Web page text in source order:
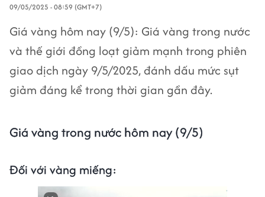
09/05/2025 - 08:59 (GMT+7)
Giá vàng hôm nay (9/5): Giá vàng trong nước
và thế giới đồng loạt giảm mạnh trong phiên
giao dịch ngày 9/5/2025, đánh dấu mức sụt
giảm đáng kể trong thời gian gần đây.
Giá vàng trong nước hôm nay (9/5)
Đối với vàng miếng: